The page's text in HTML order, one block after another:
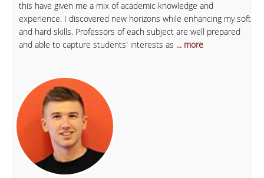
this have given me a mix of academic knowledge and
experience. I discovered new horizons while enhancing my soft
and hard skills. Professors of each subject are well prepared
and able to capture students' interests as ... more